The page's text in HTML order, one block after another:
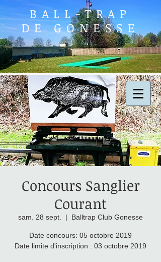
BALL-TRAP
DE GONESSE
Concours Sanglier
Courant
sam. 28 sept.
  |
Balltrap Club Gonesse
Date concours: 05 octobre 2019
Date limite d'inscription : 03 octobre 2019